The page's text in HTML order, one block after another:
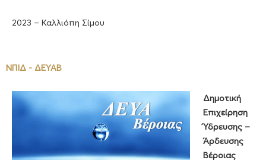
2023 – Καλλιόπη Σίμου
ΝΠΙΔ - ΔΕΥΑΒ
Δημοτική
Επιχείρηση
Ύδρευσης –
Άρδευσης
Βέροιας